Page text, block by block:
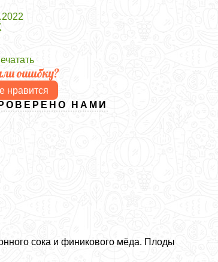
ошибку?
нравится
НАМИ
сока и финикового мёда. Плоды